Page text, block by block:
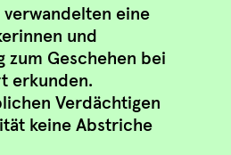
eine
und
Geschehen bei
erkunden.
Verdächtigen
keine Abstriche